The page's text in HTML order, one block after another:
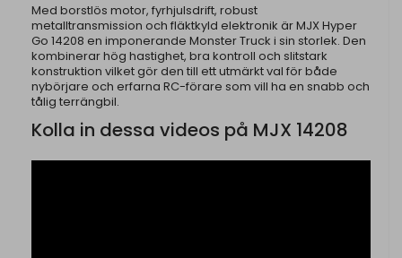
Med borstlös motor, fyrhjulsdrift, robust
metalltransmission och fläktkyld elektronik är MJX Hyper
Go 14208 en imponerande Monster Truck i sin storlek. Den
kombinerar hög hastighet, bra kontroll och slitstark
konstruktion vilket gör den till ett utmärkt val för både
nybörjare och erfarna RC-förare som vill ha en snabb och
tålig terrängbil.
Kolla in dessa videos på MJX 14208